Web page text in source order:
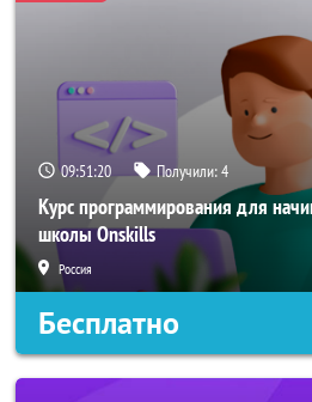
09:51:19 Получили:4
Курс программирования для
школы Onskills
Россия
Бесплатно